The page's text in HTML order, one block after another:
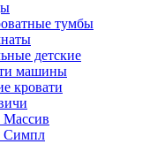
тумбы
детские
машины
кровати
Симпл